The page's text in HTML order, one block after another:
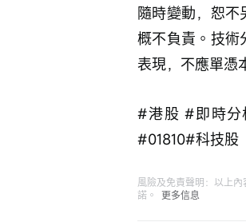
隨時變動，恕不
概不負責。技術
表現，不應單憑
#港股 #即時分
#01810#科技股
風險及免責聲明：以上
諾。
更多信息